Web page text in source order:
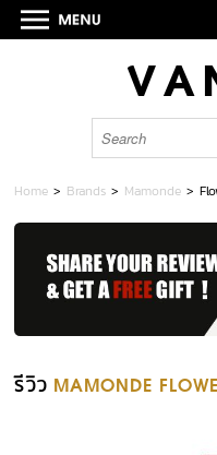
Home > Brands > Mamonde >
รีวิว MAMONDE